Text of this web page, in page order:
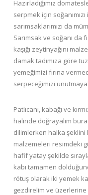
Hazırladığımız
serpmek için
sarımsaklarımızı da
Sarımsak ve soğanı da
kaşığı zeytinyağını
damak tadımıza göre
yemeğimizi fırına
serpeceğimizi
Patlıcanı, kabağı ve
halinde doğrayalım
dilimlerken halka şeklini
malzemeleri resimdeki
hafif yatay şekilde
kabı tamamen
rötuş olarak iki yemek
gezdirelim ve